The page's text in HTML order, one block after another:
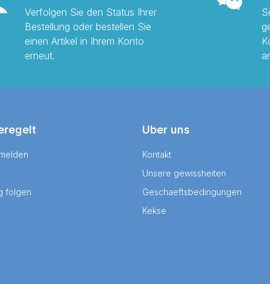
Verfolgen Sie den Status Ihrer
Bestellung oder bestellen Sie
einen Artikel in Ihrem Konto
erneut.
folgen
Uber uns
Kontakt
Unsere gewissheiten
Geschaeftsbedingungen
Kekse